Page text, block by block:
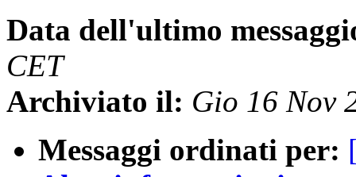
Data dell'ultimo
CET
Archiviato il: Gio 16 Nov
Messaggi ordinati per: